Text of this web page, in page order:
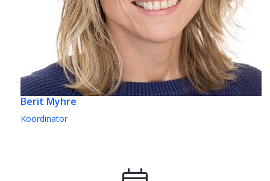
Berit Myhre
Koordinator